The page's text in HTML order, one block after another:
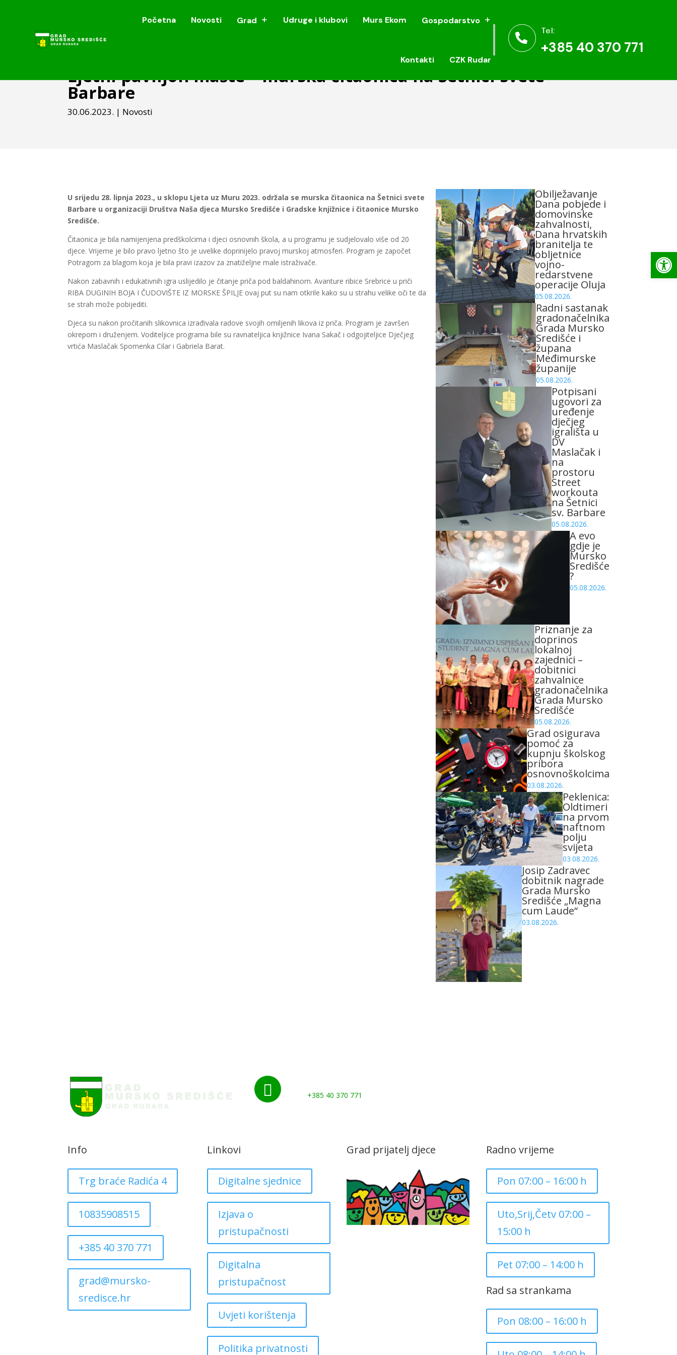
Početna Novosti Grad Udruge i klubovi Murs Ekom Gospodarstvo
Kontakti CZK Rudar

Tel:
+385 40 370 771
Početna Novosti Grad Udruge i klubovi Murs Ekom Gospodarstvo
Kontakti CZK Rudar

Tel:
+385 40 370 771
Ljetni paviljon mašte – murska čitaonica na Šetnici svete
Barbare
30.06.2023. | Novosti
U srijedu 28. lipnja 2023., u sklopu Ljeta uz Muru 2023. održala se murska čitaonica na Šetnici svete
Barbare u organizaciji Društva Naša djeca Mursko Središće i Gradske knjižnice i čitaonice Mursko
Središće.
Čitaonica je bila namijenjena predškolcima i djeci osnovnih škola, a u programu je sudjelovalo više od 20
djece. Vrijeme je bilo pravo ljetno što je uvelike doprinijelo pravoj murskoj atmosferi. Program je započet
Potragom za blagom koja je bila pravi izazov za znatiželjne male istraživače.
Nakon zabavnih i edukativnih igra uslijedilo je čitanje priča pod baldahinom. Avanture ribice Srebrice u priči
RIBA DUGINIH BOJA I ČUDOVIŠTE IZ MORSKE ŠPILJE ovaj put su nam otkrile kako su u strahu velike oči te da
se strah može pobijediti.
Djeca su nakon pročitanih slikovnica izrađivala radove svojih omiljenih likova iz priča. Program je završen
okrepom i druženjem. Voditeljice programa bile su ravnateljica knjižnice Ivana Sakač i odgojiteljice Dječjeg
vrtića Maslačak Spomenka Cilar i Gabriela Barat.
Obilježavanje
Dana pobjede i
domovinske
zahvalnosti,
Dana hrvatskih
branitelja te
obljetnice
vojno-
redarstvene
operacije Oluja
05.08.2026.
Radni sastanak
gradonačelnika
Grada Mursko
Središće i
župana
Međimurske
županije
05.08.2026.
Potpisani
ugovori za
uređenje
dječjeg
igrališta u
DV
Maslačak i
na
prostoru
Street
workouta
na Šetnici
sv. Barbare
05.08.2026.
A evo
gdje je
Mursko
Središće
?
05.08.2026.
Priznanje za
doprinos
lokalnoj
zajednici –
dobitnici
zahvalnice
gradonačelnika
Grada Mursko
Središće
05.08.2026.
Grad osigurava
pomoć za
kupnju školskog
pribora
osnovnoškolcima
03.08.2026.
Peklenica:
Oldtimeri
na prvom
naftnom
polju
svijeta
03.08.2026.
Josip Zadravec
dobitnik nagrade
Grada Mursko
Središće „Magna
cum Laude“
03.08.2026.
 +385 40 370 771
Info
Trg braće Radića 4
10835908515
+385 40 370 771
grad@mursko-
sredisce.hr
Linkovi
Digitalne sjednice
Izjava o
pristupačnosti
Digitalna
pristupačnost
Uvjeti korištenja
Politika privatnosti
Grad prijatelj djece Radno vrijeme
Pon 07:00 – 16:00 h
Uto,Srij,Četv 07:00 –
15:00 h
Pet 07:00 – 14:00 h
Rad sa strankama
Pon 08:00 – 16:00 h